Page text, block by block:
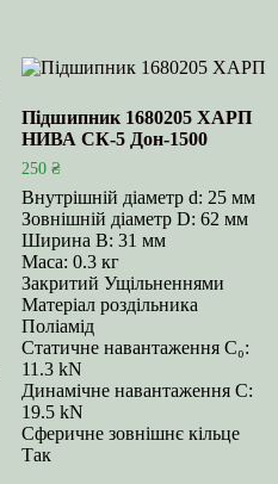
Підшипник 1680205 ХАРП
НИВА СК-5 Дон-1500
250 ₴
Внутрішній діаметр d: 25 мм
Зовнішній діаметр D: 62 мм
Ширина B: 31 мм
Маса: 0.3 кг
Закритий Ущільненнями
Матеріал роздільника
Поліамід
Статичне навантаження С₀:
11.3 kN
Динамічне навантаження С:
19.5 kN
Сферичне зовнішнє кільце
Так